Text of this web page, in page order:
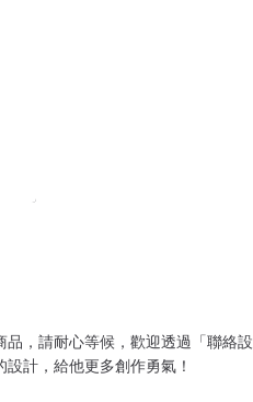
，請耐心等候，歡迎透過「聯絡設
計，給他更多創作勇氣！